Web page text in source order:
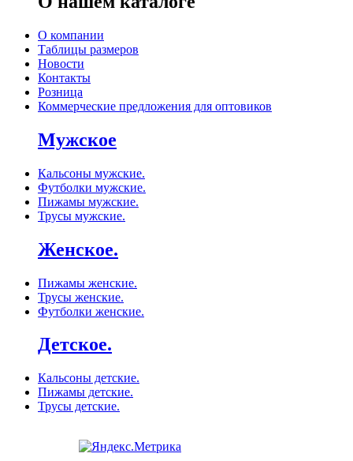
О компании
Таблицы размеров
Новости
Контакты
Розница
Коммерческие предложения для оптовиков
Мужское
Кальсоны мужские.
Футболки мужские.
Пижамы мужские.
Трусы мужские.
Женское.
Пижамы женские.
Трусы женские.
Футболки женские.
Детское.
Кальсоны детские.
Пижамы детские.
Трусы детские.